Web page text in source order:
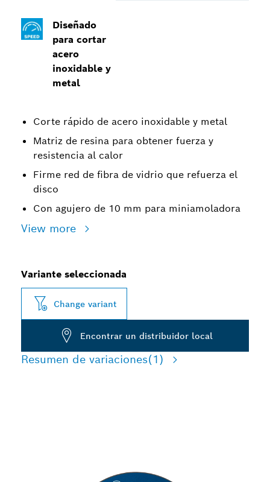
Diseñado
para cortar
acero
inoxidable y
metal
Corte rápido de acero inoxidable y metal
Matriz de resina para obtener fuerza y
resistencia al calor
Firme red de fibra de vidrio que refuerza el
disco
Con agujero de 10 mm para miniamoladora
View more
Variante seleccionada
Change variant
Encontrar un distribuidor local
Resumen de variaciones(1)